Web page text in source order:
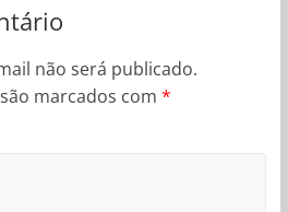
não será publicado.
marcados com *